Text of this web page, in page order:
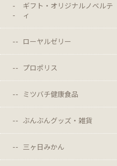
ギフト・オリジナルノベルテ
ィ
ローヤルゼリー
プロポリス
ミツバチ健康食品
ぶんぶんグッズ・雑貨
三ヶ日みかん